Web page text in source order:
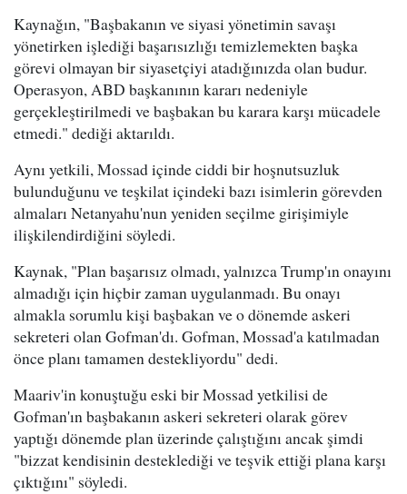
Kaynağın, "Başbakanın ve siyasi yönetimin savaşı
yönetirken işlediği başarısızlığı temizlemekten başka
görevi olmayan bir siyasetçiyi atadığınızda olan budur.
Operasyon, ABD başkanının kararı nedeniyle
gerçekleştirilmedi ve başbakan bu karara karşı mücadele
etmedi." dediği aktarıldı.
Aynı yetkili, Mossad içinde ciddi bir hoşnutsuzluk
bulunduğunu ve teşkilat içindeki bazı isimlerin görevden
almaları Netanyahu'nun yeniden seçilme girişimiyle
ilişkilendirdiğini söyledi.
Kaynak, "Plan başarısız olmadı, yalnızca Trump'ın onayını
almadığı için hiçbir zaman uygulanmadı. Bu onayı
almakla sorumlu kişi başbakan ve o dönemde askeri
sekreteri olan Gofman'dı. Gofman, Mossad'a katılmadan
önce planı tamamen destekliyordu" dedi.
Maariv'in konuştuğu eski bir Mossad yetkilisi de
Gofman'ın başbakanın askeri sekreteri olarak görev
yaptığı dönemde plan üzerinde çalıştığını ancak şimdi
"bizzat kendisinin desteklediği ve teşvik ettiği plana karşı
çıktığını" söyledi.